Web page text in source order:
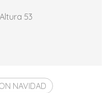
53
NAVIDAD